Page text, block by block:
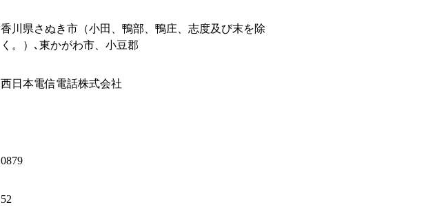
香川県さぬき市（小田、鴨部、鴨庄、志度及び末を除
く。）､東かがわ市、小豆郡
西日本電信電話株式会社
0879
52